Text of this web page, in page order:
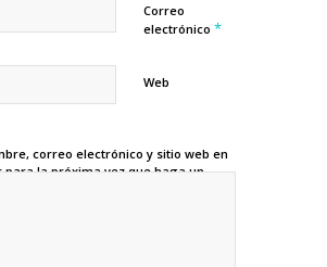
Correo
electrónico *
Web
correo electrónico y sitio web en
para la próxima vez que haga un